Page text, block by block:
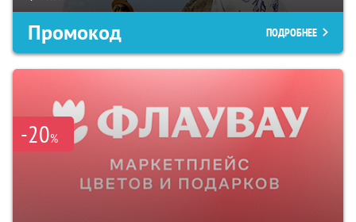
Промокод ПОДРОБНЕЕ
-20%